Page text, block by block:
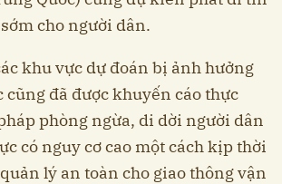
cho người dân.
khu vực dự đoán bị ảnh hưởng
cũng đã được khuyến cáo thực
phòng ngừa, di dời người dân
có nguy cơ cao một cách kịp thời
lý an toàn cho giao thông vận